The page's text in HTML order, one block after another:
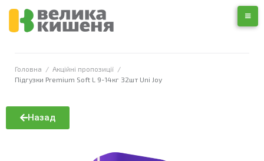
Головна / Акційні пропозиції /
Підгузки Premium Soft L 9-14кг 32шт Uni Joy
Назад